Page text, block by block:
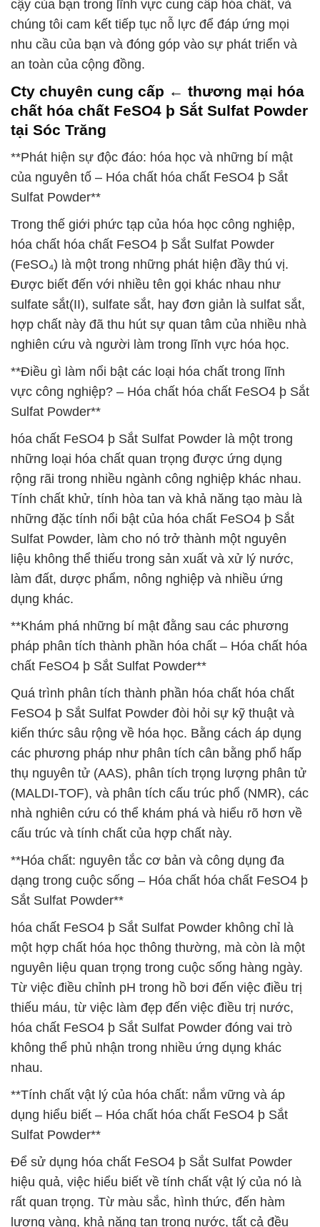
cậy của bạn trong lĩnh vực cung cấp hóa chất, và
chúng tôi cam kết tiếp tục nỗ lực để đáp ứng mọi
nhu cầu của bạn và đóng góp vào sự phát triển và
an toàn của cộng đồng.
Cty chuyên cung cấp ← thương mại hóa
chất hóa chất FeSO4 þ Sắt Sulfat Powder
tại Sóc Trăng
**Phát hiện sự độc đáo: hóa học và những bí mật
của nguyên tố – Hóa chất hóa chất FeSO4 þ Sắt
Sulfat Powder**
Trong thế giới phức tạp của hóa học công nghiệp,
hóa chất hóa chất FeSO4 þ Sắt Sulfat Powder
(FeSO₄) là một trong những phát hiện đầy thú vị.
Được biết đến với nhiều tên gọi khác nhau như
sulfate sắt(II), sulfate sắt, hay đơn giản là sulfat sắt,
hợp chất này đã thu hút sự quan tâm của nhiều nhà
nghiên cứu và người làm trong lĩnh vực hóa học.
**Điều gì làm nổi bật các loại hóa chất trong lĩnh
vực công nghiệp? – Hóa chất hóa chất FeSO4 þ Sắt
Sulfat Powder**
hóa chất FeSO4 þ Sắt Sulfat Powder là một trong
những loại hóa chất quan trọng được ứng dụng
rộng rãi trong nhiều ngành công nghiệp khác nhau.
Tính chất khử, tính hòa tan và khả năng tạo màu là
những đặc tính nổi bật của hóa chất FeSO4 þ Sắt
Sulfat Powder, làm cho nó trở thành một nguyên
liệu không thể thiếu trong sản xuất và xử lý nước,
làm đất, dược phẩm, nông nghiệp và nhiều ứng
dụng khác.
**Khám phá những bí mật đằng sau các phương
pháp phân tích thành phần hóa chất – Hóa chất hóa
chất FeSO4 þ Sắt Sulfat Powder**
Quá trình phân tích thành phần hóa chất hóa chất
FeSO4 þ Sắt Sulfat Powder đòi hỏi sự kỹ thuật và
kiến thức sâu rộng về hóa học. Bằng cách áp dụng
các phương pháp như phân tích cân bằng phổ hấp
thụ nguyên tử (AAS), phân tích trọng lượng phân tử
(MALDI-TOF), và phân tích cấu trúc phổ (NMR), các
nhà nghiên cứu có thể khám phá và hiểu rõ hơn về
cấu trúc và tính chất của hợp chất này.
**Hóa chất: nguyên tắc cơ bản và công dụng đa
dạng trong cuộc sống – Hóa chất hóa chất FeSO4 þ
Sắt Sulfat Powder**
hóa chất FeSO4 þ Sắt Sulfat Powder không chỉ là
một hợp chất hóa học thông thường, mà còn là một
nguyên liệu quan trọng trong cuộc sống hàng ngày.
Từ việc điều chỉnh pH trong hồ bơi đến việc điều trị
thiếu máu, từ việc làm đẹp đến việc điều trị nước,
hóa chất FeSO4 þ Sắt Sulfat Powder đóng vai trò
không thể phủ nhận trong nhiều ứng dụng khác
nhau.
**Tính chất vật lý của hóa chất: nắm vững và áp
dụng hiểu biết – Hóa chất hóa chất FeSO4 þ Sắt
Sulfat Powder**
Để sử dụng hóa chất FeSO4 þ Sắt Sulfat Powder
hiệu quả, việc hiểu biết về tính chất vật lý của nó là
rất quan trọng. Từ màu sắc, hình thức, đến hàm
lượng vàng, khả năng tan trong nước, tất cả đều